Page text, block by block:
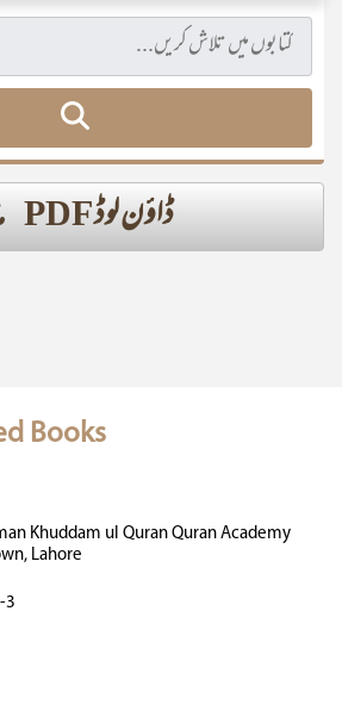
ڈاؤن لوڈ PDF
Books
Khuddam ul Quran Quran Academy
Lahore
3